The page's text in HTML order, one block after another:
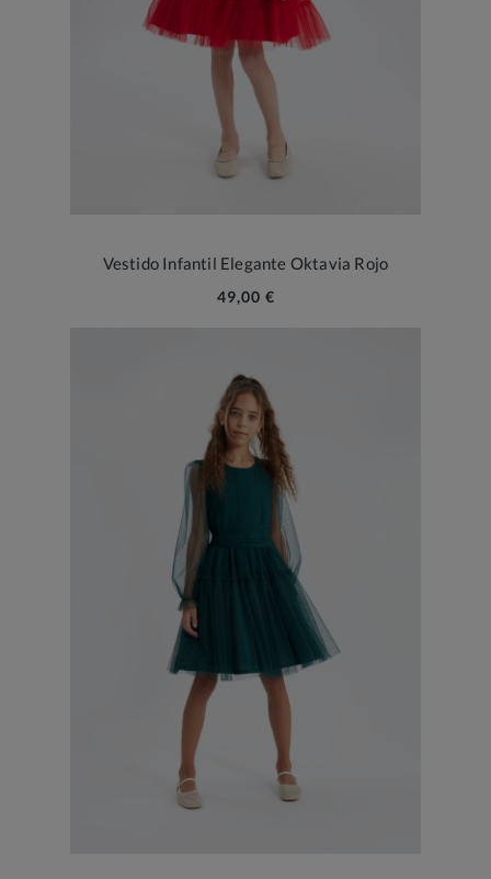
Vestido Infantil Elegante Oktavia Rojo
49,00 €